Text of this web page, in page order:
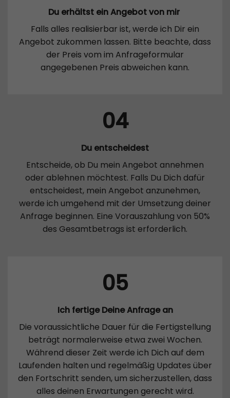
Du erhältst ein Angebot von mir
Falls alles realisierbar ist, werde ich Dir ein
Angebot zukommen lassen. Bitte beachte, dass
der Preis vom im Anfrageformular
angegebenen Preis abweichen kann.
04
Du entscheidest
Entscheide, ob Du mein Angebot annehmen
oder ablehnen möchtest. Falls Du Dich dafür
entscheidest, mein Angebot anzunehmen,
werde ich umgehend mit der Umsetzung deiner
Anfrage beginnen. Eine Vorauszahlung von 50%
des Gesamtbetrags ist erforderlich.
05
Ich fertige Deine Anfrage an
Die voraussichtliche Dauer für die Fertigstellung
beträgt normalerweise etwa zwei Wochen.
Während dieser Zeit werde ich Dich auf dem
Laufenden halten und regelmäßig Updates über
den Fortschritt senden, um sicherzustellen, dass
alles deinen Erwartungen gerecht wird.